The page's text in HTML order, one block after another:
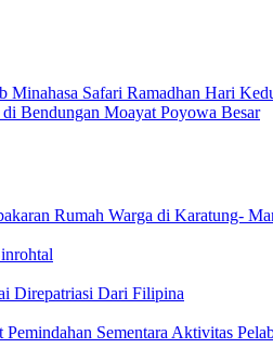
Minahasa Safari Ramadhan Hari
Bendungan Moayat Poyowa Besar
Rumah Warga di Karatung-
Direpatriasi Dari Filipina
Sementara Aktivitas